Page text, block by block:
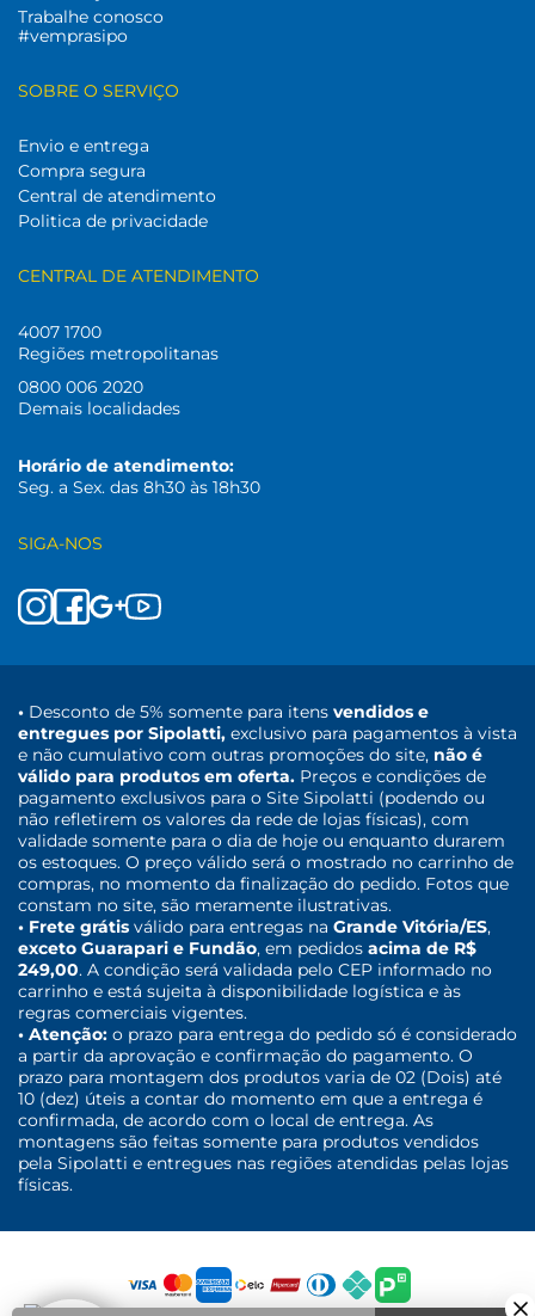
Trabalhe conosco
#vemprasipo
SOBRE O SERVIÇO
Envio e entrega
Compra segura
Central de atendimento
Politica de privacidade
CENTRAL DE ATENDIMENTO
4007 1700
Regiões metropolitanas
0800 006 2020
Demais localidades
Horário de atendimento:
Seg. a Sex. das 8h30 às 18h30
SIGA-NOS
• Desconto de 5% somente para itens vendidos e
entregues por Sipolatti, exclusivo para pagamentos à vista
e não cumulativo com outras promoções do site, não é
válido para produtos em oferta. Preços e condições de
pagamento exclusivos para o Site Sipolatti (podendo ou
não refletirem os valores da rede de lojas físicas), com
validade somente para o dia de hoje ou enquanto durarem
os estoques. O preço válido será o mostrado no carrinho de
compras, no momento da finalização do pedido. Fotos que
constam no site, são meramente ilustrativas.
• Frete grátis válido para entregas na Grande Vitória/ES,
exceto Guarapari e Fundão, em pedidos acima de R$
249,00. A condição será validada pelo CEP informado no
carrinho e está sujeita à disponibilidade logística e às
regras comerciais vigentes.
• Atenção: o prazo para entrega do pedido só é considerado
a partir da aprovação e confirmação do pagamento. O
prazo para montagem dos produtos varia de 02 (Dois) até
10 (dez) úteis a contar do momento em que a entrega é
confirmada, de acordo com o local de entrega. As
montagens são feitas somente para produtos vendidos
pela Sipolatti e entregues nas regiões atendidas pelas lojas
físicas.